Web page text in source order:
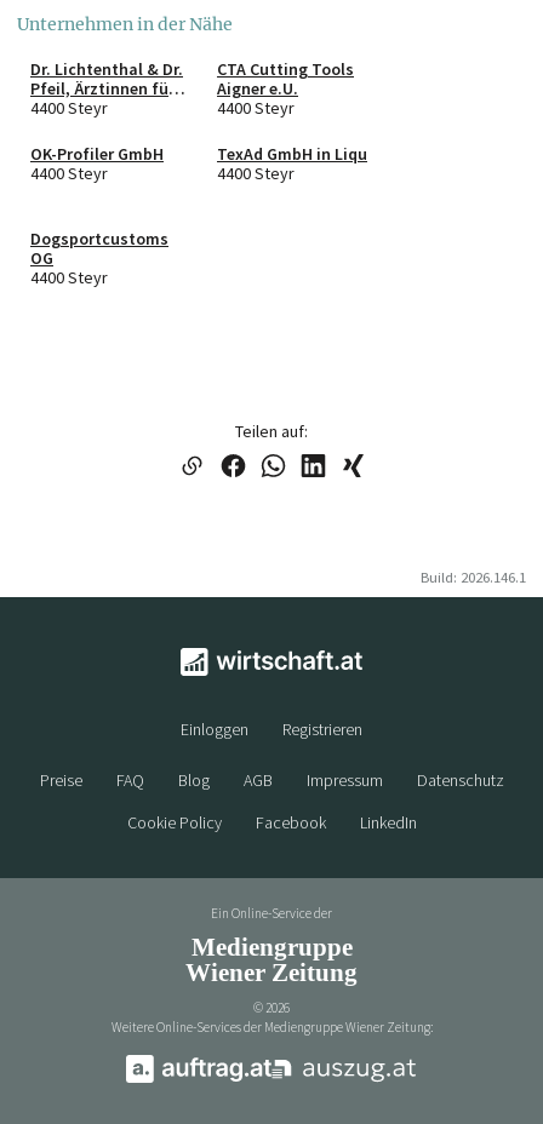
Unternehmen in der Nähe
Dr. Lichtenthal & Dr.
Pfeil, Ärztinnen für
Allgemeinmedizin
4400 Steyr
CTA Cutting Tools
Aigner e.U.
4400 Steyr
OK-Profiler GmbH
4400 Steyr
TexAd GmbH in Liqu
4400 Steyr
Dogsportcustoms
OG
4400 Steyr
Teilen auf:
Build: 2026.146.1
Einloggen Registrieren
Preise FAQ Blog AGB Impressum
Datenschutz
Cookie Policy
Facebook LinkedIn
Ein Online-Service der
Mediengruppe
Wiener Zeitung
© 2026
Weitere Online-Services der Mediengruppe Wiener Zeitung: